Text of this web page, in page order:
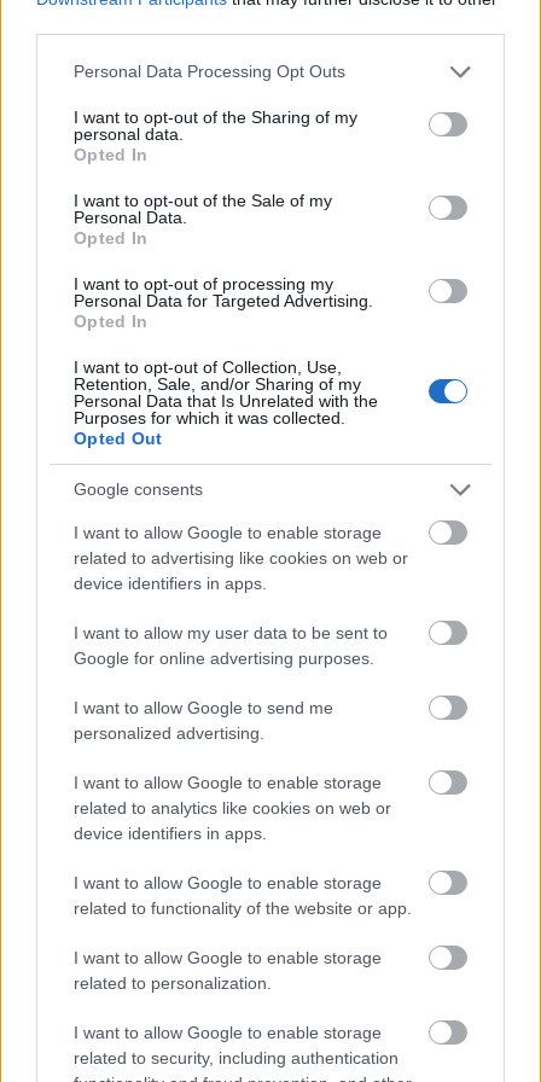
Please note that this website/app uses one or more Google
not limited to your visit or usage behaviour. You may click to
grant or deny consent to Google and its third-party tags to
use your data for below specified purposes in below Google
consent section.
Personal Data Processing Opt Outs
I want to opt-out of the Sharing of my
personal data.
Opted In
I want to opt-out of the Sale of my
Personal Data.
Opted In
I want to opt-out of processing my
Personal Data for Targeted Advertising.
Opted In
I want to opt-out of Collection, Use,
Retention, Sale, and/or Sharing of my
Personal Data that Is Unrelated with the
Purposes for which it was collected.
Opted Out
Google consents
I want to allow Google to enable storage
related to advertising like cookies on web or
device identifiers in apps.
I want to allow my user data to be sent to
Google for online advertising purposes.
I want to allow Google to send me
personalized advertising.
I want to allow Google to enable storage
related to analytics like cookies on web or
device identifiers in apps.
I want to allow Google to enable storage
related to functionality of the website or app.
I want to allow Google to enable storage
related to personalization.
I want to allow Google to enable storage
related to security, including authentication
Ο Τραμπ αναδημοσίευσε συνέντευξη του
Πλεύρη
Εξοικονομώ - Επιχειρώ: Παράταση έως τις 30
Νοεμβρίου για περισσότερες από 400
επιχειρήσεις
Μετά την επιτυχία των καθαρών οικοπέδων, ας
τολμήσουμε τα «καθαρά χωράφια» και
μεταρρύθμιση της γης στην Ελλάδα
TAGS: Νίκος Δένδιας
BEST OFINTERNET